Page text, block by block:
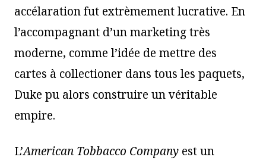
accélaration fut extrèmement lucrative. En
l’accompagnant d’un marketing très
moderne, comme l’idée de mettre des
cartes à collectioner dans tous les paquets,
Duke pu alors construire un véritable
empire.
L’American Tobbacco Company est un